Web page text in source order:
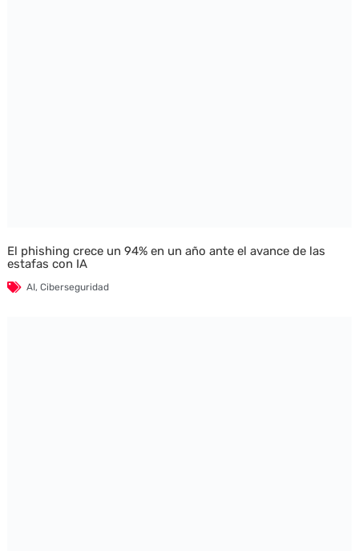
El phishing crece un 94% en un año ante el avance de las
estafas con IA
AI, Ciberseguridad